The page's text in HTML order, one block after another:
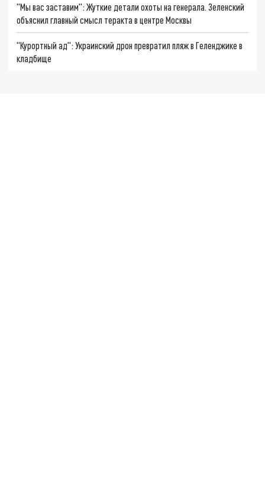
"Мы вас заставим": Жуткие детали охоты на генерала. Зеленский
объяснил главный смысл теракта в центре Москвы
"Курортный ад": Украинский дрон превратил пляж в Геленджике в
кладбище